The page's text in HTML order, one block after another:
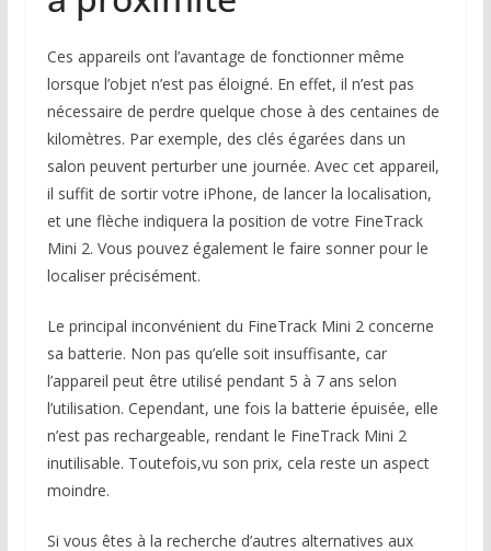
Ces appareils ont l’avantage de fonctionner même
lorsque l’objet n’est pas éloigné. En effet, il n’est pas
nécessaire de perdre quelque chose à des centaines de
kilomètres. Par exemple, des clés égarées dans un
salon peuvent perturber une journée. Avec cet appareil,
il suffit de sortir votre iPhone, de lancer la localisation,
et une flèche indiquera la position de votre FineTrack
Mini 2. Vous pouvez également le faire sonner pour le
localiser précisément.
Le principal inconvénient du FineTrack Mini 2 concerne
sa batterie. Non pas qu’elle soit insuffisante, car
l’appareil peut être utilisé pendant 5 à 7 ans selon
l’utilisation. Cependant, une fois la batterie épuisée, elle
n’est pas rechargeable, rendant le FineTrack Mini 2
inutilisable. Toutefois,vu son prix, cela reste un aspect
moindre.
Si vous êtes à la recherche d’autres alternatives aux